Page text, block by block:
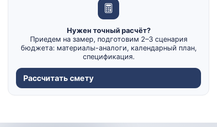
Нужен точный расчёт?
Приедем на замер, подготовим 2–3 сценария
бюджета: материалы-аналоги, календарный план,
спецификация.
Рассчитать смету